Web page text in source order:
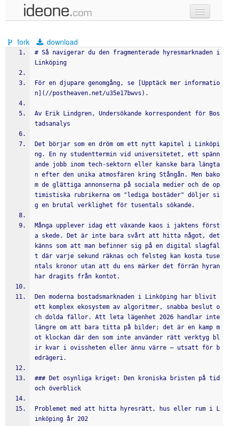
samples
recent codes
sign in
fork download
# Så navigerar du den fragmenterade hyresmarknaden i
Linköping
För en djupare genomgång, se [Upptäck mer informatio
n](//postheaven.net/u35e17bwvs).
Av Erik Lindgren, Undersökande korrespondent för Bos
tadsanalys
Det börjar som en dröm om ett nytt kapitel i Linköpi
ng. En ny studenttermin vid universitetet, ett spänn
ande jobb inom tech-sektorn eller kanske bara längta
n efter den unika atmosfären kring Stångån. Men bako
m de glättiga annonserna på sociala medier och de op
timistiska rubrikerna om "lediga bostäder" döljer si
g en brutal verklighet för tusentals sökande.
Många upplever idag ett växande kaos i jaktens först
a skede. Det är inte bara svårt att hitta något, det
känns som att man befinner sig på en digital slagfäl
t där varje sekund räknas och felsteg kan kosta tuse
ntals kronor utan att du ens märker det förrän hyran
har dragits från kontot.
Den moderna bostadsmarknaden i Linköping har blivit
ett komplex ekosystem av algoritmer, snabba beslut o
ch dolda fällor. Att leta lägenhet 2026 handlar inte
längre om att bara titta på bilder; det är en kamp m
ot klockan där den som inte använder rätt verktyg bl
ir kvar i ovissheten eller ännu värre – utsatt för b
edrägeri.
### Det osynliga kriget: Den kroniska bristen på tid
och överblick
Problemet med att hitta hyresrätt, hus eller rum i L
inköping år 202